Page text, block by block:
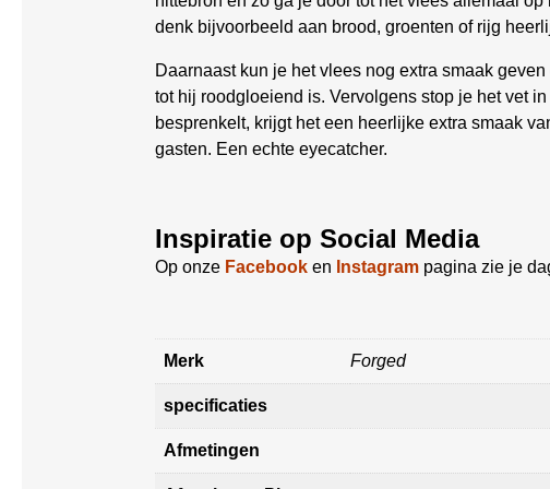
denk bijvoorbeeld aan brood, groenten of rijg
Daarnaast kun je het vlees nog extra smaak geven
tot hij roodgloeiend is. Vervolgens stop je het vet
besprenkelt, krijgt het een heerlijke extra smaak
gasten. Een echte eyecatcher.
Inspiratie op Social Media
Op onze Facebook en Instagram pagina zie je
Merk Forged
specificaties
Afmetingen